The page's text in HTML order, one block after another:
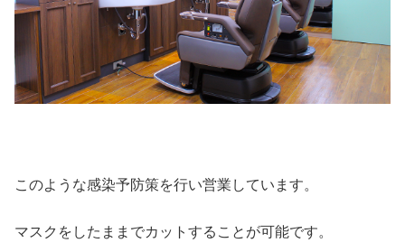
このような感染予防策を行い営業しています。
マスクをしたままでカットすることが可能です。